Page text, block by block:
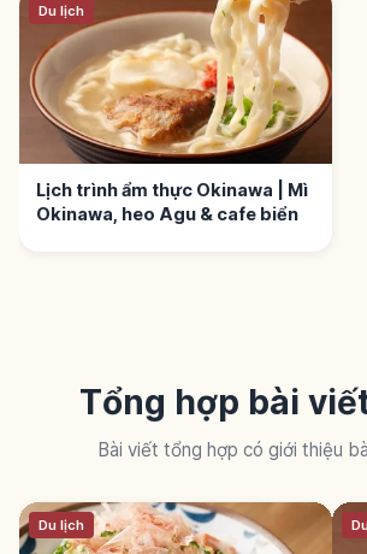
Du lịch
Lịch trình ẩm thực Okinawa | Mì
Okinawa, heo Agu & cafe biển
Tổng hợp bài
Bài viết tổng hợp có giới thiệu
Du lịch